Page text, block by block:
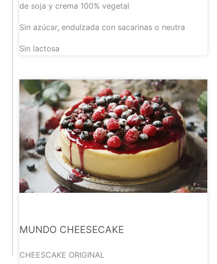
de soja y crema 100% vegetal
Sin azúcar, endulzada con sacarinas o neutra
Sin lactosa
MUNDO CHEESECAKE
CHEESCAKE ORIGINAL